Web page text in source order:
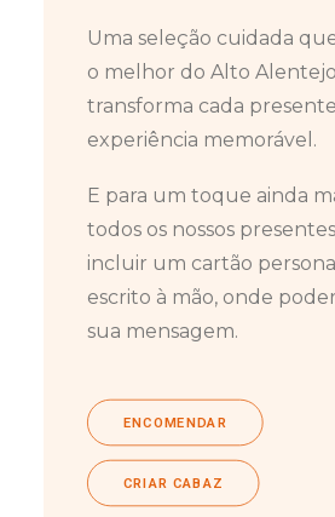
Uma seleção cuidada
o melhor do Alto
transforma cada
experiência memorável.
E para um toque ainda
todos os nossos
incluir um cartão
escrito à mão, onde
sua mensagem.
ENCOMENDAR
CRIAR CABAZ